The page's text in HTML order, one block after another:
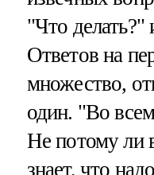
"Что делать?"
Ответов на
множество,
один. "Во
Не потому ли
знает, что